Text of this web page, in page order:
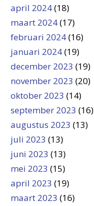
april 2024(18)
maart 2024(17)
februari 2024(16)
januari 2024(19)
december 2023 (19)
november 2023 (20)
oktober 2023 (14)
september 2023 (16)
augustus 2023 (13)
juli 2023 (13)
juni 2023 (13)
mei 2023 (15)
april 2023 (19)
maart 2023 (16)